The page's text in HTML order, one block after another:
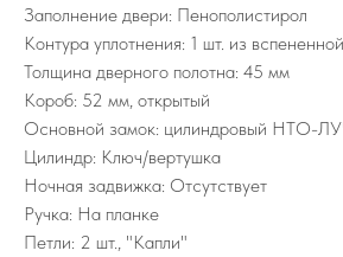
Заполнение двери: Пенополистирол
Контура уплотнения: 1 шт. из
Толщина дверного полотна: 45 мм
Короб: 52 мм, открытый
Основной замок: цилиндровый НТО-
Цилиндр: Ключ/вертушка
Ночная задвижка: Отсутствует
Ручка: На планке
Петли: 2 шт., "Капли"